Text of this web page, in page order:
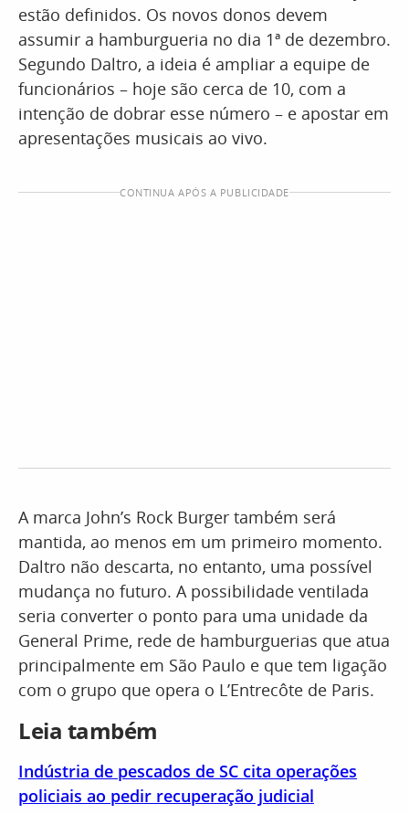
estão definidos. Os novos donos devem
assumir a hamburgueria no dia 1ª de dezembro.
Segundo Daltro, a ideia é ampliar a equipe de
funcionários – hoje são cerca de 10, com a
intenção de dobrar esse número – e apostar em
apresentações musicais ao vivo.
CONTINUA APÓS A PUBLICIDADE
A marca John’s Rock Burger também será
mantida, ao menos em um primeiro momento.
Daltro não descarta, no entanto, uma possível
mudança no futuro. A possibilidade ventilada
seria converter o ponto para uma unidade da
General Prime, rede de hamburguerias que atua
principalmente em São Paulo e que tem ligação
com o grupo que opera o L’Entrecôte de Paris.
Leia também
Indústria de pescados de SC cita operações
policiais ao pedir recuperação judicial